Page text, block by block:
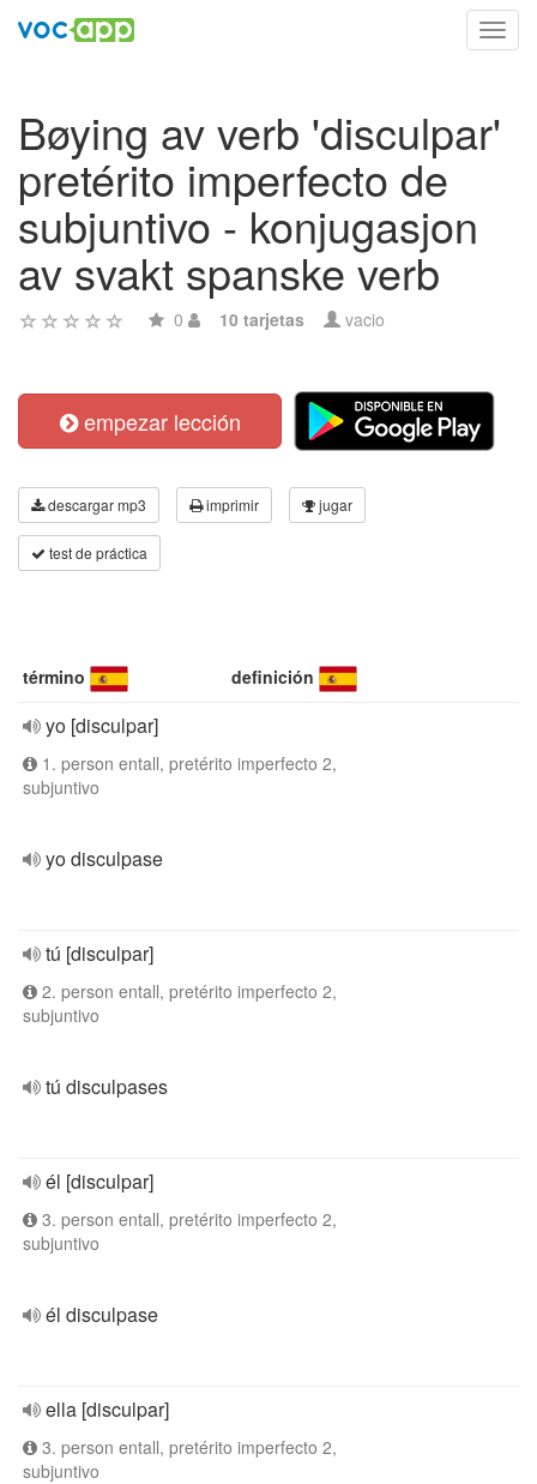
Bøying av verb 'disculpar'
pretérito imperfecto de
subjuntivo - konjugasjon
av svakt spanske verb
0 10 tarjetas vacio
empezar lección
descargar mp3 imprimir jugar
test de práctica
término definición
yo [disculpar]
1. person entall, pretérito imperfecto 2,
subjuntivo
yo disculpase
tú [disculpar]
2. person entall, pretérito imperfecto 2,
subjuntivo
tú disculpases
él [disculpar]
3. person entall, pretérito imperfecto 2,
subjuntivo
él disculpase
ella [disculpar]
3. person entall, pretérito imperfecto 2,
subjuntivo